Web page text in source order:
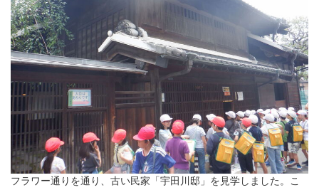
フラワー通りを通り、古い民家「宇田川邸」を見学しました。こ